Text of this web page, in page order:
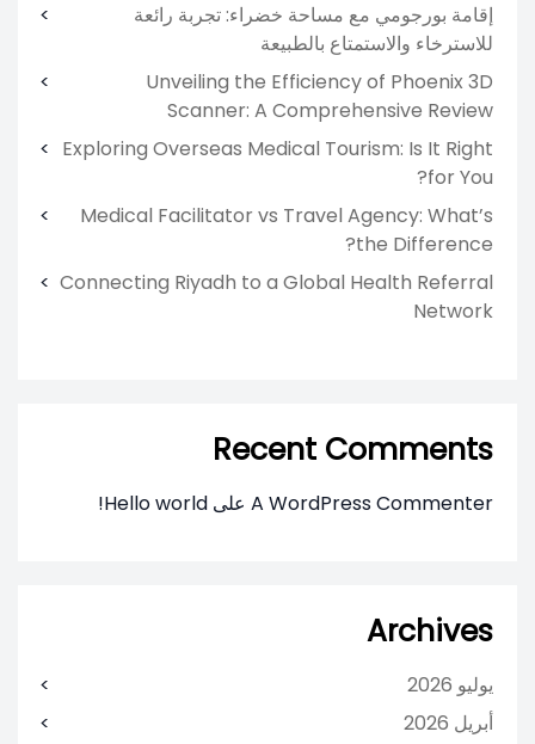
إقامة بورجومي مع مساحة خضراء: تجربة رائعة
للاسترخاء والاستمتاع بالطبيعة
Unveiling the Efficiency of Phoenix 3D
Scanner: A Comprehensive Review
Exploring Overseas Medical Tourism: Is It Right
for You?
Medical Facilitator vs Travel Agency: What’s
the Difference?
Connecting Riyadh to a Global Health Referral
Network
Recent Comments
A WordPress Commenter على Hello world!
Archives
يوليو 2026
أبريل 2026